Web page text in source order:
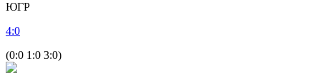
ЮГР
4:0
(0:0 1:0 3:0)